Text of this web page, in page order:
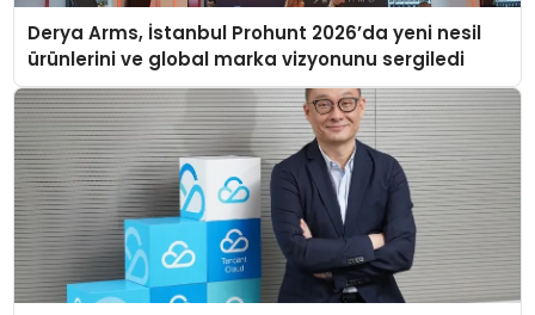
Derya Arms, İstanbul Prohunt 2026’da yeni nesil
ürünlerini ve global marka vizyonunu sergiledi